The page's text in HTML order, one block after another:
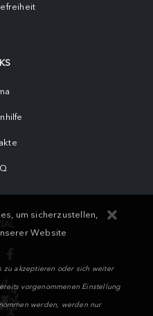
um sicherzustellen,
Website
zu akzeptieren oder sich weiter
vorgenommenen Einstellung
werden, werden nur